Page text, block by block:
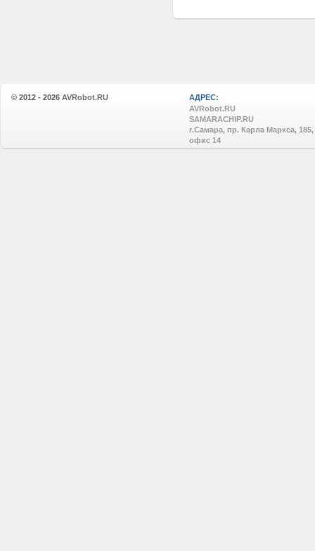
© 2012 - 2026 AVRobot.RU
АДРЕС:
AVRobot.RU
SAMARACHIP.RU
г.Самара, пр. Карла Маркса, 185,
офис 14